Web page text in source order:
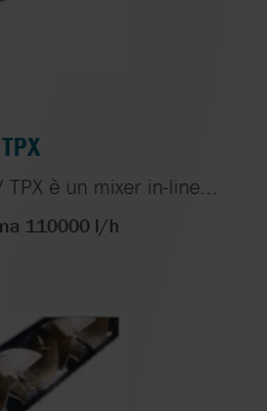
è un mixer in-line...
110000 l/h